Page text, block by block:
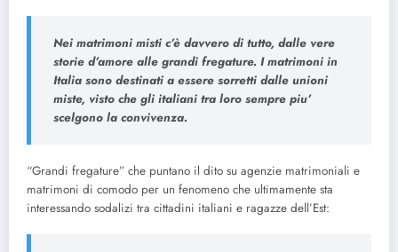
Nei matrimoni misti c’è davvero di tutto, dalle vere
storie d’amore alle grandi fregature. I matrimoni in
Italia sono destinati a essere sorretti dalle unioni
miste, visto che gli italiani tra loro sempre piu’
scelgono la convivenza.
“Grandi fregature” che puntano il dito su agenzie matrimoniali e
matrimoni di comodo per un fenomeno che ultimamente sta
interessando sodalizi tra cittadini italiani e ragazze dell’Est: